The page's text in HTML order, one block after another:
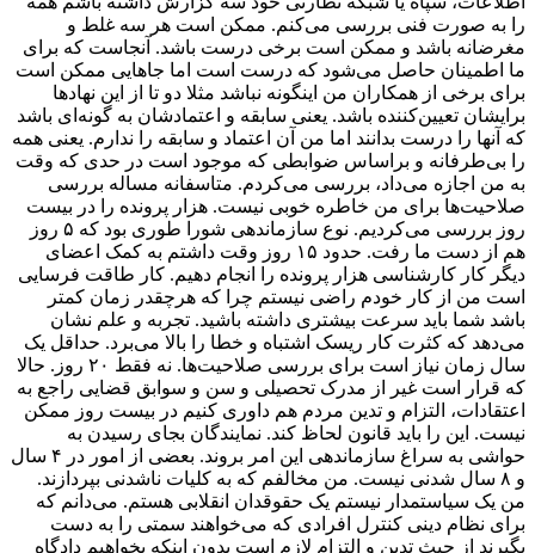
را به صورت فنی بررسی می‌کنم. ممکن است هر سه غلط و
مغرضانه باشد و ممکن است برخی درست باشد. آنجاست که برای
ما اطمینان حاصل می‌شود که درست است اما جاهایی ممکن است
برای برخی از همکاران من اینگونه نباشد مثلا دو تا از این نهادها
برایشان تعیین‌کننده باشد. یعنی سابقه و اعتمادشان به گونه‌ای باشد
که آنها را درست بدانند اما من آن اعتماد و سابقه را ندارم. یعنی همه
را بی‌طرفانه و براساس ضوابطی که موجود است در حدی که وقت
به من اجازه می‌داد، بررسی می‌کردم. متاسفانه مساله بررسی
صلاحیت‌ها برای من خاطره خوبی نیست. هزار پرونده را در بیست
روز بررسی می‌کردیم. نوع سازماندهی شورا طوری بود که ۵ روز
هم از دست ما رفت. حدود ١۵ روز وقت داشتم به کمک اعضای
دیگر کار کارشناسی هزار پرونده را انجام دهیم. کار طاقت فرسایی
است من از کار خودم راضی نیستم چرا که هرچقدر زمان کمتر
باشد شما باید سرعت بیشتری داشته باشید. تجربه و علم نشان
می‌دهد که کثرت کار ریسک اشتباه و خطا را بالا می‌برد. حداقل یک
سال زمان نیاز است برای بررسی صلاحیت‌ها. نه فقط ٢٠ روز. حالا
که قرار است غیر از مدرک تحصیلی و سن و سوابق قضایی راجع به
اعتقادات، التزام و تدین مردم هم داوری کنیم در بیست روز ممکن
نیست. این را باید قانون لحاظ کند. نمایندگان بجای رسیدن به
حواشی به سراغ سازماندهی این امر بروند. بعضی از امور در ۴ سال
و ٨ سال شدنی نیست. من مخالفم که به کلیات ناشدنی بپردازند.
من یک سیاستمدار نیستم یک حقوقدان انقلابی هستم. می‌دانم که
برای نظام دینی کنترل افرادی که می‌خواهند سمتی را به دست
بگیرند از حیث تدین و التزام لازم است بدون اینکه بخواهیم دادگاه